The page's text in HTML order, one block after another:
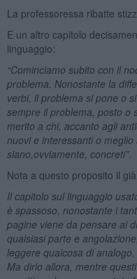
La professoressa ribatte
E un altro capitolo
linguaggio:
“Cominciamo subito con il
problema. Nonostante la
verbi, il problema si pone o
sempre il problema, posto o
merito a chi, accanto agli
nuovi e interessanti o
siano, ovviamente, concreti”.
Nota a questo proposito il
Il capitolo sul linguaggio
è spassoso, nonostante i
pagine viene da pensare ai
qualsiasi parte e
leggere qualcosa di
Ma dirlo allora, mentre